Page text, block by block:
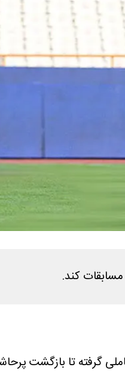
مسابقات کند.
گرفته تا بازگشت